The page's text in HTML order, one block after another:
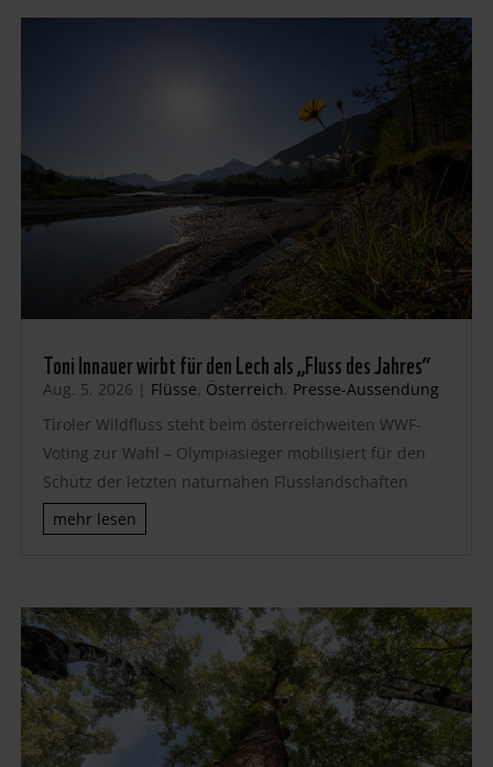
Toni Innauer wirbt für den Lech als „Fluss des Jahres“
Aug. 5, 2026 | Flüsse, Österreich, Presse-Aussendung
Tiroler Wildfluss steht beim österreichweiten WWF-
Voting zur Wahl – Olympiasieger mobilisiert für den
Schutz der letzten naturnahen Flusslandschaften
mehr lesen